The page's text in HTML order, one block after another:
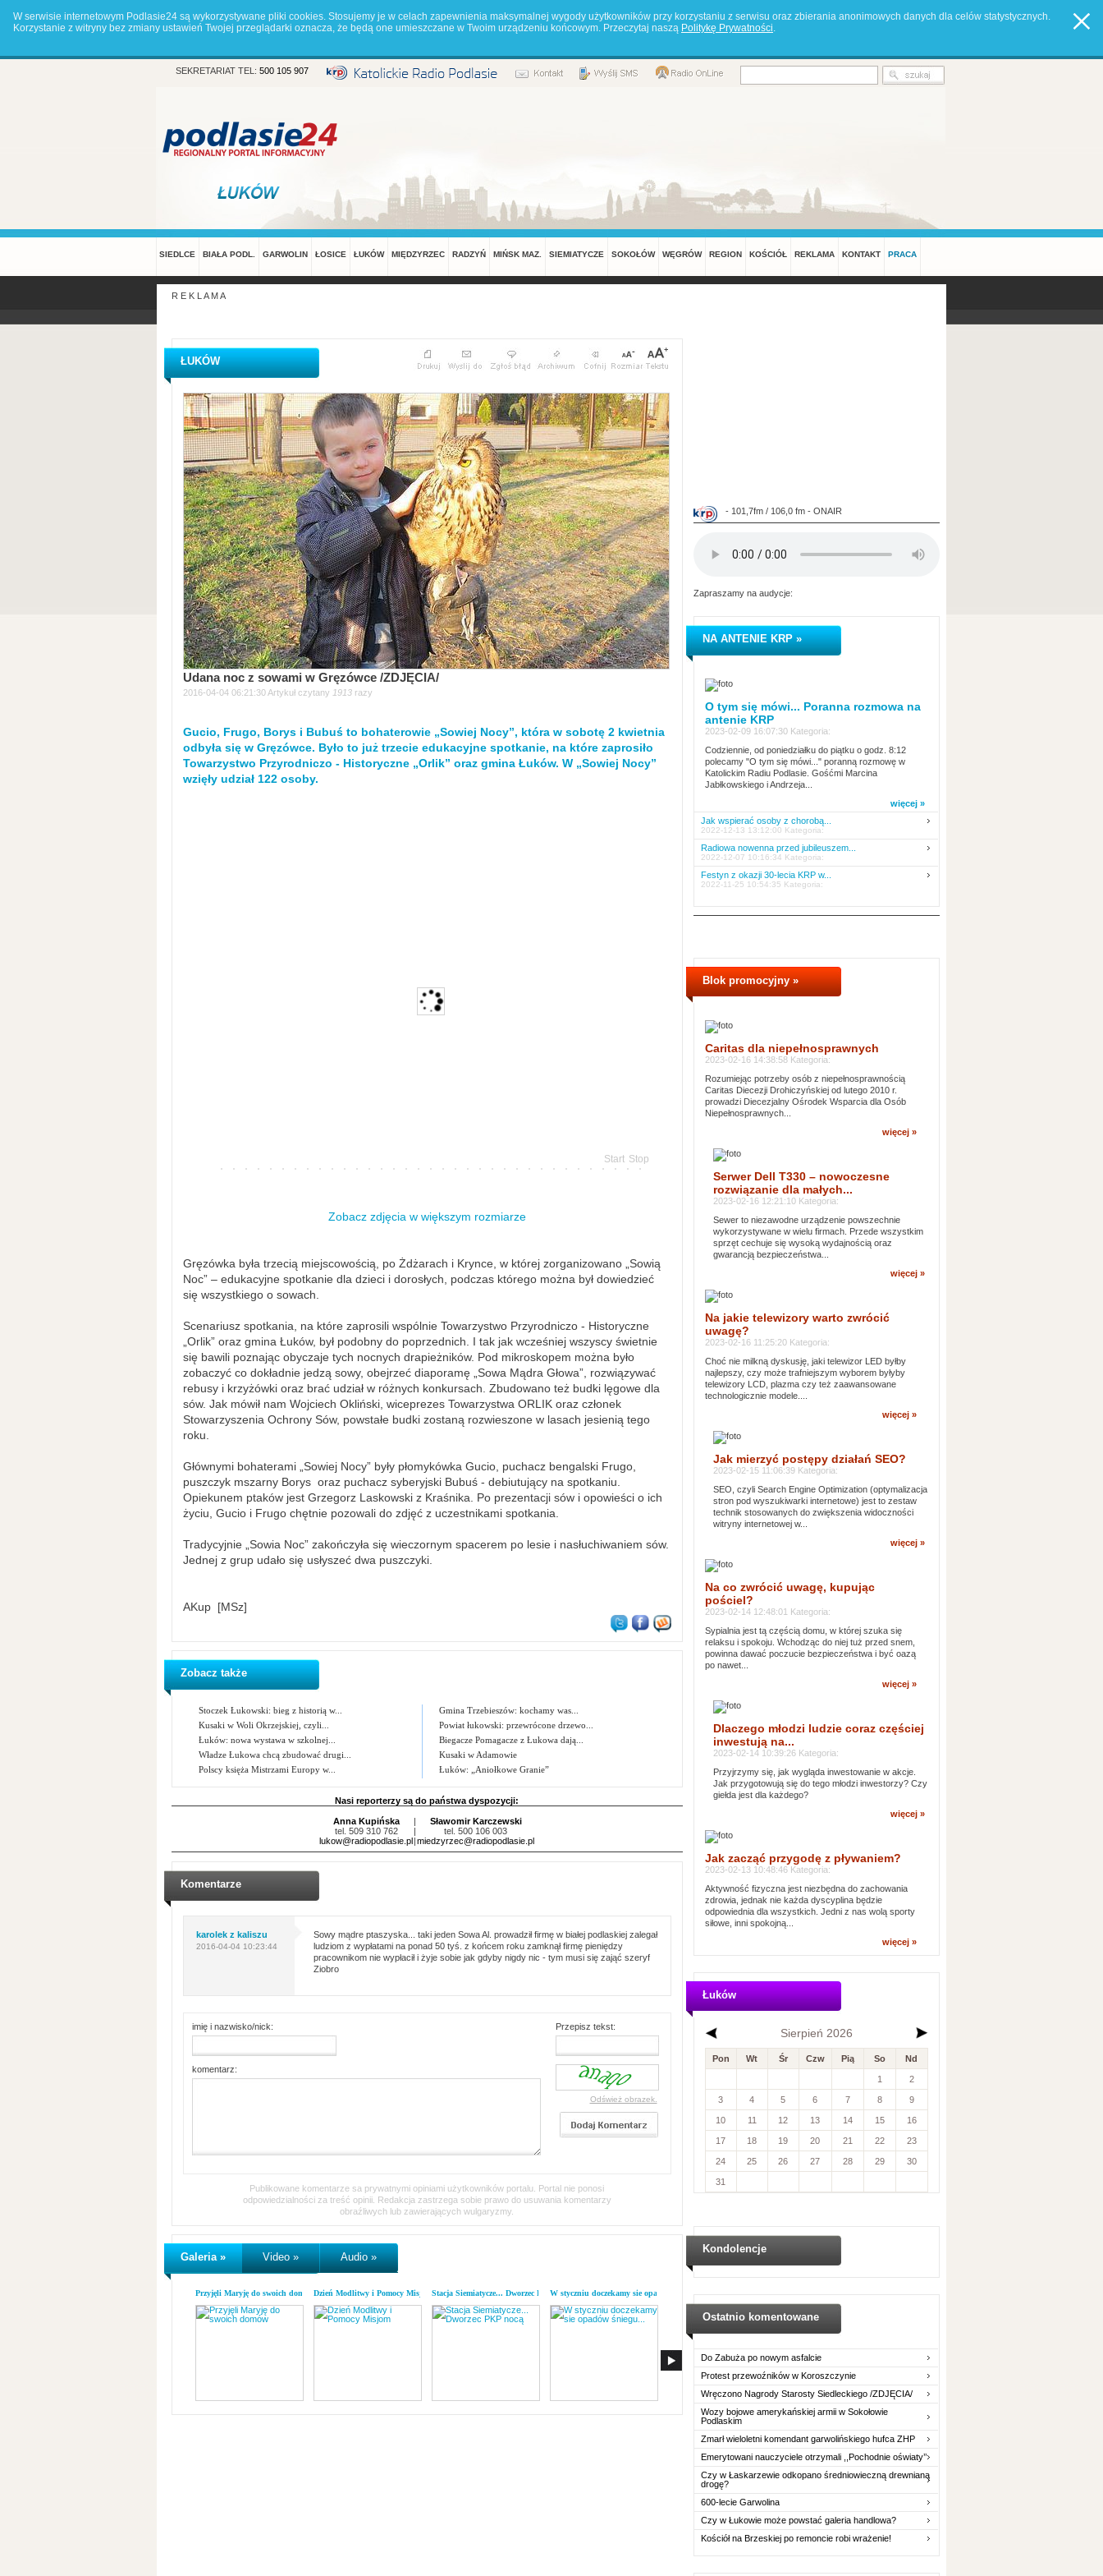
W serwisie internetowym Podlasie24 są wykorzystywane pliki cookies. Stosujemy je w celach zapewnienia maksymalnej wygody użytkowników przy korzystaniu z serwisu oraz zbierania anonimowych danych dla celów statystycznych.
Korzystanie z witryny bez zmiany ustawień Twojej przeglądarki oznacza, że będą one umieszczane w Twoim urządzeniu końcowym. Przeczytaj naszą Politykę Prywatności.
SEKRETARIAT TEL: 500 105 907
SIEDLCE BIAŁA PODL. GARWOLIN ŁOSICE ŁUKÓW MIĘDZYRZEC RADZYŃ MIŃSK MAZ. SIEMIATYCZE SOKOŁÓW WĘGRÓW REGION KOŚCIÓŁ REKLAMA KONTAKT PRACA
R E K L A M A
ŁUKÓW
Udana noc z sowami w Gręzówce /ZDJĘCIA/
2016-04-04 06:21:30 Artykuł czytany 1913razy
Gucio, Frugo, Borys i Bubuś to bohaterowie „Sowiej Nocy”, która w sobotę 2 kwietnia
odbyła się w Gręzówce. Było to już trzecie edukacyjne spotkanie, na które zaprosiło
Towarzystwo Przyrodniczo - Historyczne „Orlik” oraz gmina Łuków. W „Sowiej Nocy”
wzięły udział 122 osoby.
Start Stop
Zobacz zdjęcia w większym rozmiarze
Gręzówka była trzecią miejscowością, po Żdżarach i Krynce, w której zorganizowano „Sowią
Noc” – edukacyjne spotkanie dla dzieci i dorosłych, podczas którego można był dowiedzieć
się wszystkiego o sowach.
Scenariusz spotkania, na które zaprosili wspólnie Towarzystwo Przyrodniczo - Historyczne
„Orlik” oraz gmina Łuków, był podobny do poprzednich. I tak jak wcześniej wszyscy świetnie
się bawili poznając obyczaje tych nocnych drapieżników. Pod mikroskopem można było
zobaczyć co dokładnie jedzą sowy, obejrzeć diaporamę „Sowa Mądra Głowa”, rozwiązywać
rebusy i krzyżówki oraz brać udział w różnych konkursach. Zbudowano też budki lęgowe dla
sów. Jak mówił nam Wojciech Okliński, wiceprezes Towarzystwa ORLIK oraz członek
Stowarzyszenia Ochrony Sów, powstałe budki zostaną rozwieszone w lasach jesienią tego
roku.
Głównymi bohaterami „Sowiej Nocy” były płomykówka Gucio, puchacz bengalski Frugo,
puszczyk mszarny Borys oraz puchacz syberyjski Bubuś - debiutujący na spotkaniu.
Opiekunem ptaków jest Grzegorz Laskowski z Kraśnika. Po prezentacji sów i opowieści o ich
życiu, Gucio i Frugo chętnie pozowali do zdjęć z uczestnikami spotkania.
Tradycyjnie „Sowia Noc” zakończyła się wieczornym spacerem po lesie i nasłuchiwaniem sów.
Jednej z grup udało się usłyszeć dwa puszczyki.
AKup [MSz]
Zobacz także
Stoczek Łukowski: bieg z historią w...
Gmina Trzebieszów: kochamy was...
Kusaki w Woli Okrzejskiej, czyli...
Powiat łukowski: przewrócone drzewo...
Łuków: nowa wystawa w szkolnej...
Biegacze Pomagacze z Łukowa dają...
Władze Łukowa chcą zbudować drugi...
Kusaki w Adamowie
Polscy księża Mistrzami Europy w...
Łuków: „Aniołkowe Granie”
Nasi reporterzy są do państwa dyspozycji:
Anna Kupińska
tel. 509 310 762
lukow@radiopodlasie.pl
|
|
|
Sławomir Karczewski
tel. 500 106 003
miedzyrzec@radiopodlasie.pl
Komentarze
karolek z kaliszu
2016-04-04 10:23:44
Sowy mądre ptaszyska... taki jeden Sowa Al. prowadził firmę w białej podlaskiej zalegał
ludziom z wypłatami na ponad 50 tyś. z końcem roku zamknął firmę pieniędzy
pracownikom nie wypłacił i żyje sobie jak gdyby nigdy nic - tym musi się zająć szeryf
Ziobro
imię i nazwisko/nick: Przepisz tekst:
Odśwież obrazek.
komentarz:
Publikowane komentarze sa prywatnymi opiniami użytkowników portalu. Portal nie ponosi
odpowiedzialności za treść opinii. Redakcja zastrzega sobie prawo do usuwania komentarzy
obraźliwych lub zawierających wulgaryzmy.
Galeria » Video » Audio »
Przyjęli Maryję do swoich domówDzień Modlitwy i Pomocy MisjomStacja Siemiatycze... Dworzec PKP nocąW styczniu doczekamy sie opadów śniegu...
- 101,7fm / 106,0 fm - ONAIR
Zapraszamy na audycje:
NA ANTENIE KRP »
O tym się mówi... Poranna rozmowa na
antenie KRP
2023-02-09 16:07:30 Kategoria:
Codziennie, od poniedziałku do piątku o godz. 8:12
polecamy "O tym się mówi..." poranną rozmowę w
Katolickim Radiu Podlasie. Gośćmi Marcina
Jabłkowskiego i Andrzeja...
więcej »
Jak wspierać osoby z chorobą...
2022-12-13 13:12:00 Kategoria:
Radiowa nowenna przed jubileuszem...
2022-12-07 10:16:34 Kategoria:
Festyn z okazji 30-lecia KRP w...
2022-11-25 10:54:35 Kategoria:
Blok promocyjny »
Caritas dla niepełnosprawnych
2023-02-16 14:38:58 Kategoria:
Rozumiejąc potrzeby osób z niepełnosprawnością
Caritas Diecezji Drohiczyńskiej od lutego 2010 r.
prowadzi Diecezjalny Ośrodek Wsparcia dla Osób
Niepełnosprawnych...
więcej »
Serwer Dell T330 – nowoczesne
rozwiązanie dla małych...
2023-02-16 12:21:10 Kategoria:
Sewer to niezawodne urządzenie powszechnie
wykorzystywane w wielu firmach. Przede wszystkim
sprzęt cechuje się wysoką wydajnością oraz
gwarancją bezpieczeństwa...
więcej »
Na jakie telewizory warto zwrócić
uwagę?
2023-02-16 11:25:20 Kategoria:
Choć nie milkną dyskusję, jaki telewizor LED byłby
najlepszy, czy może trafniejszym wyborem byłyby
telewizory LCD, plazma czy też zaawansowane
technologicznie modele....
więcej »
Jak mierzyć postępy działań SEO?
2023-02-15 11:06:39 Kategoria:
SEO, czyli Search Engine Optimization (optymalizacja
stron pod wyszukiwarki internetowe) jest to zestaw
technik stosowanych do zwiększenia widoczności
witryny internetowej w...
więcej »
Na co zwrócić uwagę, kupując
pościel?
2023-02-14 12:48:01 Kategoria:
Sypialnia jest tą częścią domu, w której szuka się
relaksu i spokoju. Wchodząc do niej tuż przed snem,
powinna dawać poczucie bezpieczeństwa i być oazą
po nawet...
więcej »
Dlaczego młodzi ludzie coraz częściej
inwestują na...
2023-02-14 10:39:26 Kategoria:
Przyjrzymy się, jak wygląda inwestowanie w akcje.
Jak przygotowują się do tego młodzi inwestorzy? Czy
giełda jest dla każdego?
więcej »
Jak zacząć przygodę z pływaniem?
2023-02-13 10:48:46 Kategoria:
Aktywność fizyczna jest niezbędna do zachowania
zdrowia, jednak nie każda dyscyplina będzie
odpowiednia dla wszystkich. Jedni z nas wolą sporty
siłowe, inni spokojną...
więcej »
Łuków
Sierpień 2026
Pon Wt Śr Czw Pią So Nd
1 2
3 4 5 6 7 8 9
10 11 12 13 14 15 16
17 18 19 20 21 22 23
24 25 26 27 28 29 30
31
Kondolencje
Ostatnio komentowane
Do Zabuża po nowym asfalcie
Protest przewoźników w Koroszczynie
Wręczono Nagrody Starosty Siedleckiego /ZDJĘCIA/
Wozy bojowe amerykańskiej armii w Sokołowie
Podlaskim
Zmarł wieloletni komendant garwolińskiego hufca ZHP
Emerytowani nauczyciele otrzymali ,,Pochodnie oświaty’’
Czy w Łaskarzewie odkopano średniowieczną drewnianą
drogę?
600-lecie Garwolina
Czy w Łukowie może powstać galeria handlowa?
Kościół na Brzeskiej po remoncie robi wrażenie!